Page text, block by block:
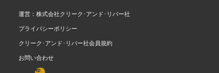
運営：株式会社クリーク･アンド･リバー社
プライバシーポリシー
クリーク･アンド･リバー社会員規約
お問い合わせ